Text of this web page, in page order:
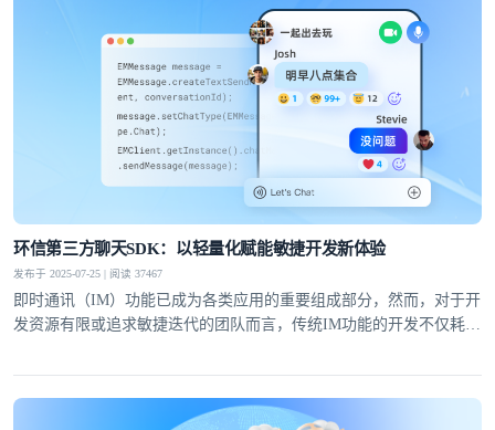
环信第三方聊天SDK：以轻量化赋能敏捷开发新体验
发布于 2025-07-25 | 阅读 37467
即时通讯（IM）功能已成为各类应用的重要组成部分，然而，对于开
发资源有限或追求敏捷迭代的团队而言，传统IM功能的开发不仅耗时